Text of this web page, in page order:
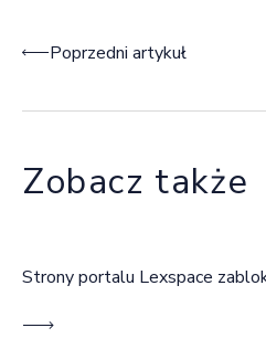
Nawigacja wpisu
Poprzedni artykuł
Zobacz także
Strony portalu Lexspace